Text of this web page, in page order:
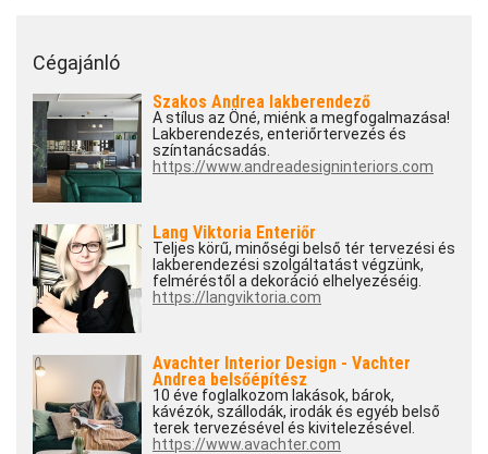
Cégajánló
Szakos Andrea lakberendező
A stílus az Öné, miénk a megfogalmazása!
Lakberendezés, enteriőrtervezés és
színtanácsadás.
https://www.andreadesigninteriors.com
Lang Viktoria Enteriőr
Teljes körű, minőségi belső tér tervezési és
lakberendezési szolgáltatást végzünk,
felméréstől a dekoráció elhelyezéséig.
https://langviktoria.com
Avachter Interior Design - Vachter
Andrea belsőépítész
10 éve foglalkozom lakások, bárok,
kávézók, szállodák, irodák és egyéb belső
terek tervezésével és kivitelezésével.
https://www.avachter.com